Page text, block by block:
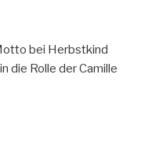
bei Herbstkind
die Rolle der Camille